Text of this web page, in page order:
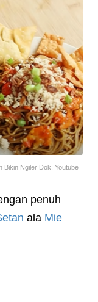
Bikin Ngiler Dok. Youtube
penuh
ala Mie